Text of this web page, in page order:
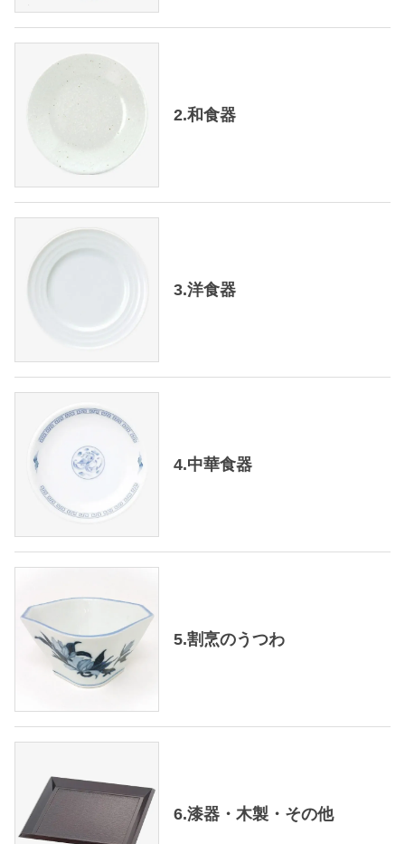
2.和食器
3.洋食器
4.中華食器
5.割烹のうつわ
6.漆器・木製・その他